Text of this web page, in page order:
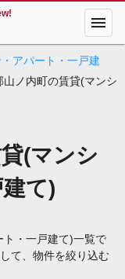
menu
アパート・一戸建
山ノ内町の賃貸(マンシ
(マンシ
て)
・一戸建て)一覧で
て、物件を絞り込む